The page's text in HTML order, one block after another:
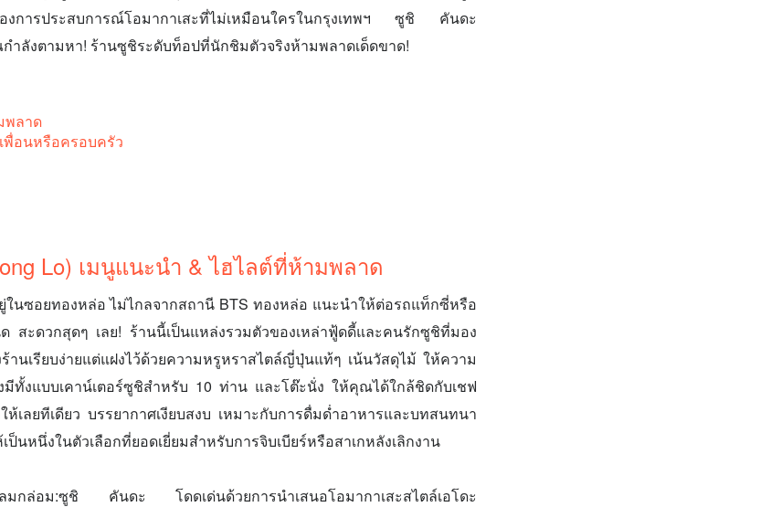
การประสบการณ์โอมากาเสะที่ไม่เหมือนใครในกรุงเทพฯ ซูชิ คันดะ
ลังตามหา! ร้านซูชิระดับท็อปที่นักชิมตัวจริงห้ามพลาดเด็ดขาด!
พลาด
พื่อนหรือครอบครัว
Lo) เมนูแนะนำ & ไฮไลต์ที่ห้ามพลาด
นซอยทองหล่อ ไม่ไกลจากสถานี BTS ทองหล่อ แนะนำให้ต่อรถแท็กซี่หรือ
สะดวกสุดๆ เลย! ร้านนี้เป็นแหล่งรวมตัวของเหล่าฟู้ดดี้และคนรักซูชิที่มอง
านเรียบง่ายแต่แฝงไว้ด้วยความหรูหราสไตล์ญี่ปุ่นแท้ๆ เน้นวัสดุไม้ ให้ความ
ทั้งแบบเคาน์เตอร์ซูชิสำหรับ 10 ท่าน และโต๊ะนั่ง ให้คุณได้ใกล้ชิดกับเชฟ
ห้เลยทีเดียว บรรยากาศเงียบสงบ เหมาะกับการดื่มด่ำอาหารและบทสนทนา
ป็นหนึ่งในตัวเลือกที่ยอดเยี่ยมสำหรับการจิบเบียร์หรือสาเกหลังเลิกงาน
ลมกล่อม:ซูชิ คันดะ โดดเด่นด้วยการนำเสนอโอมากาเสะสไตล์เอโดะ